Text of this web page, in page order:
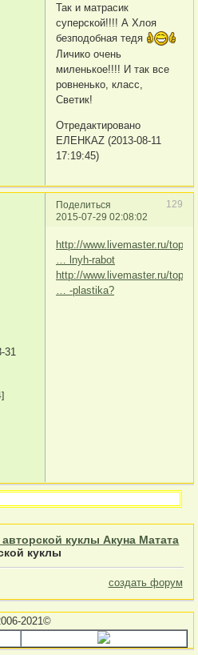
Так и матрасик
суперской!!!! А Хлоя
безподобная тедя
Личико очень
миленькое!!!! И так все
ровненько, класс,
Светик!
Отредактировано
ЕЛЕНКАZ (2013-08-11
17:19:45)
Поделиться
129
2015-07-29 02:08:02
31
http://www.livemaster.ru/topic/
… lnyh-rabot
http://www.livemaster.ru/topic/
… -plastika?
куклы Акуна Матата
куклы
создать форум
2021©